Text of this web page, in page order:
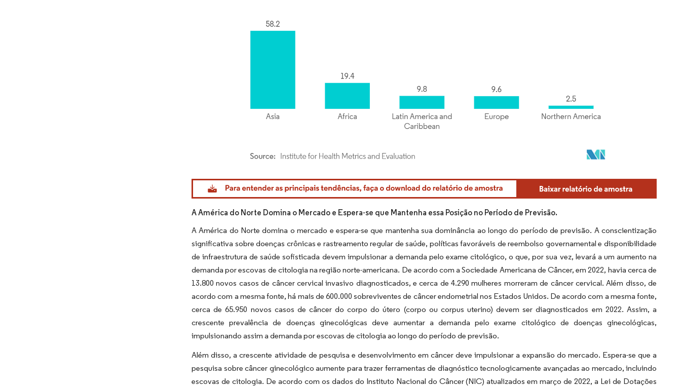
Imagem © Mordor Intelligence. O reuso requer atribuição conforme CC BY 4.0.
A América do Norte Domina o Mercado e Espera-se que Mantenha essa Posição no Período de Previsão.
A América do Norte domina o mercado e espera-se que mantenha sua dominância ao longo do período de previsão. A conscientização
significativa sobre doenças crônicas e rastreamento regular de saúde, políticas favoráveis de reembolso governamental e disponibilidade
de infraestrutura de saúde sofisticada devem impulsionar a demanda pelo exame citológico, o que, por sua vez, levará a um aumento na
demanda por escovas de citologia na região norte-americana. De acordo com a Sociedade Americana de Câncer, em 2022, havia cerca de
13.800 novos casos de câncer cervical invasivo diagnosticados, e cerca de 4.290 mulheres morreram de câncer cervical. Além disso, de
acordo com a mesma fonte, há mais de 600.000 sobreviventes de câncer endometrial nos Estados Unidos. De acordo com a mesma fonte,
cerca de 65.950 novos casos de câncer do corpo do útero (corpo ou corpus uterino) devem ser diagnosticados em 2022. Assim, a
crescente prevalência de doenças ginecológicas deve aumentar a demanda pelo exame citológico de doenças ginecológicas,
impulsionando assim a demanda por escovas de citologia ao longo do período de previsão.
Além disso, a crescente atividade de pesquisa e desenvolvimento em câncer deve impulsionar a expansão do mercado. Espera-se que a
pesquisa sobre câncer ginecológico aumente para trazer ferramentas de diagnóstico tecnologicamente avançadas ao mercado, incluindo
escovas de citologia. De acordo com os dados do Instituto Nacional do Câncer (NIC) atualizados em março de 2022, a Lei de Dotações